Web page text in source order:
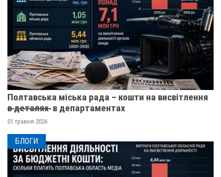
Полтавська міська рада – кошти на висвітлення
в̶ ̶д̶е̶т̶а̶л̶я̶х̶ ̶ в департаментах
01 травня 2026
БЛОГИ